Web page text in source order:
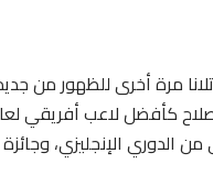
مرة أخرى للظهور من
الدوري الإنجليزي،